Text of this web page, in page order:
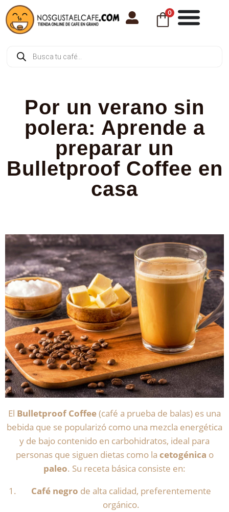
0
Por un verano sin
polera: Aprende a
preparar un
Bulletproof Coffee en
casa
El Bulletproof Coffee(café a prueba de balas) es una
bebida que se popularizó como una mezcla energética
y de bajo contenido en carbohidratos, ideal para
personas que siguen dietas como la cetogénica o
paleo. Su receta básica consiste en:
Café negro de alta calidad, preferentemente
orgánico.